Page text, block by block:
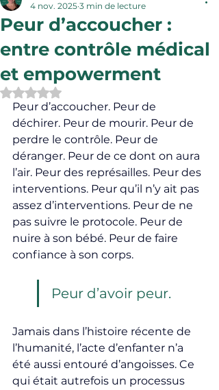
Peur d’accoucher :
entre contrôle médical
et empowerment
4 nov. 2025 3 min de lecture
Noté NaN étoiles sur 5.
Peur d’accoucher. Peur de
déchirer. Peur de mourir. Peur de
perdre le contrôle. Peur de
déranger. Peur de ce dont on aura
l’air. Peur des représailles. Peur des
interventions. Peur qu’il n’y ait pas
assez d’interventions. Peur de ne
pas suivre le protocole. Peur de
nuire à son bébé. Peur de faire
confiance à son corps.
Peur d’avoir peur.
Jamais dans l’histoire récente de
l’humanité, l’acte d’enfanter n’a
été aussi entouré d’angoisses. Ce
qui était autrefois un processus